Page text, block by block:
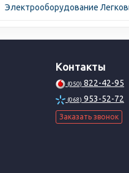
Электрооборудование
Контакты
(050) 822-42-95
(068) 953-52-72
Заказать звонок